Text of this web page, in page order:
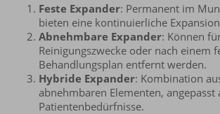
Feste Expander: Permanent im
bieten eine kontinuierliche
Abnehmbare Expander: Können
Reinigungszwecke oder nach einem
Behandlungsplan entfernt werden.
Hybride Expander: Kombination
abnehmbaren Elementen, angepasst
Patientenbedürfnisse.